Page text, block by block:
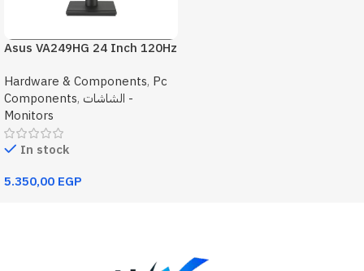
Asus VA249HG 24 Inch 120Hz
Hardware & Components, Pc
Components, الشاشات -
Monitors
In stock
5.350,00 EGP